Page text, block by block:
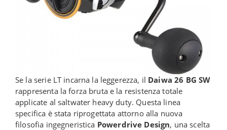
Se la serie LT incarna la leggerezza, il Daiwa 26 BG SW
rappresenta la forza bruta e la resistenza totale
applicate al saltwater heavy duty. Questa linea
specifica è stata riprogettata attorno alla nuova
filosofia ingegneristica Powerdrive Design, una scelta